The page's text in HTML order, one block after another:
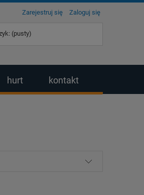
Zarejestruj się Zaloguj się
(pusty)
hurt kontakt